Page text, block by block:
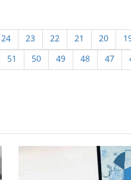
20
21
22
23
24
47
48
49
50
51